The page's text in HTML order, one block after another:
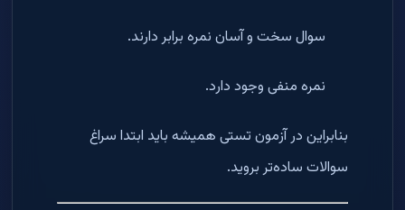
سوال سخت و آسان نمره برابر دارند.
نمره منفی وجود دارد.
بنابراین در آزمون تستی همیشه باید ابتدا سراغ
سوالات ساده‌تر بروید.